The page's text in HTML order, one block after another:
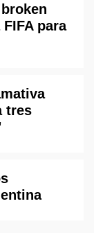
para
tres